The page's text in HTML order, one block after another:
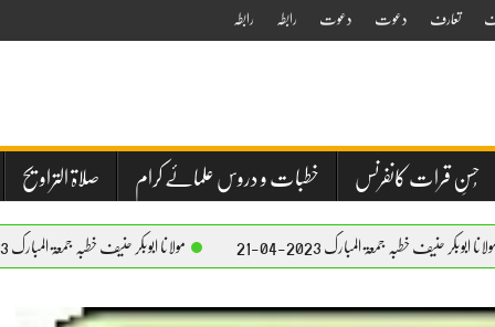
تعارف دعوت دعوت رابطہ رابطہ
حُسنِ قرات کانفرنس خطبات و دروس علمائے کرام صلاۃ التراویح
جمعۃ المبارک 2023-04-21 مولانا ابوبکر حنیف خطبہ جمعۃ المبارک 2023-04-21